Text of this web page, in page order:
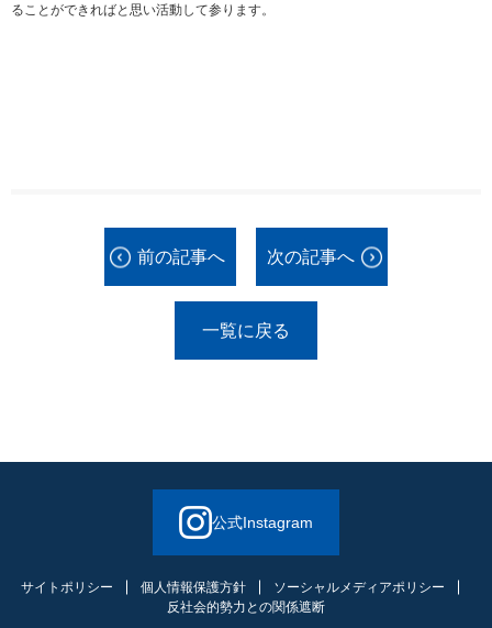
ることができればと思い活動して参ります。
前の記事へ
一覧に戻る
次の記事へ
公式Instagram
サイトポリシー 個人情報保護方針
ソーシャルメディアポリシー
反社会的勢力との関係遮断